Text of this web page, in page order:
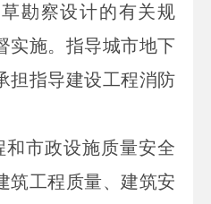
勘察设计的有关规
实施。指导城市地下
担指导建设工程消防
和市政设施质量安全
筑工程质量、建筑安